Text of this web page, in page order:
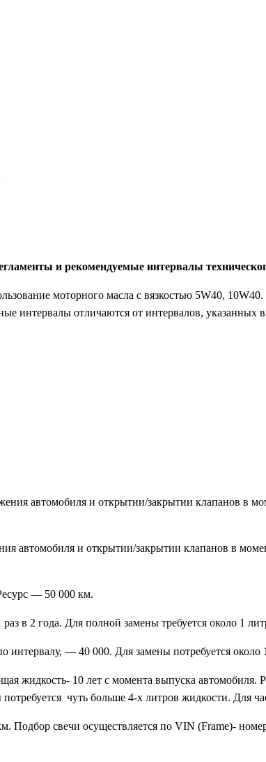
и рекомендуемые интервалы
моторного масла с вязкостью 5W40,
отличаются от интервалов, указанных
автомобиля и открытии/закрытии клапанов в
и открытии/закрытии клапанов в
— 50 000 км.
в 2 года. Для полной замены требуется около 1
интервалу, — 40 000. Для замены потребуется около
жидкость- 10 лет с момента выпуска автомобиля.
чуть больше 4-х литров жидкости. Для
Подбор свечи осуществляется по VIN (Frame)-